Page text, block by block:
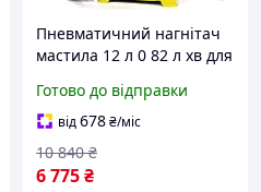
Пневматичний нагнітач
мастила 12 л 0 82 л хв для
GN-6217
Готово до відправки
від678₴/міс
6 775₴
10 840 ₴